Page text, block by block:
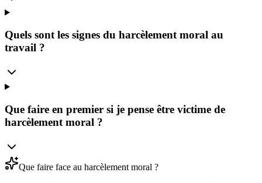
Quels sont les signes du harcèlement moral au
travail ?
Que faire en premier si je pense être victime de
harcèlement moral ?
Que faire face au harcèlement moral ?